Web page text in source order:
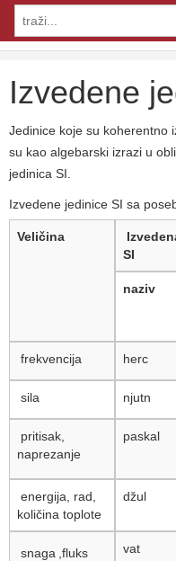
Izvedene
Jedinice koje su koherentno
su kao algebarski izrazi u
jedinica SI.
Izvedene jedinice SI sa
Veličina
SI
naziv
frekvencija herc
sila njutn
pritisak,
naprezanje
paskal
energija, rad,
količina toplote
džul
snaga ,fluks
vat